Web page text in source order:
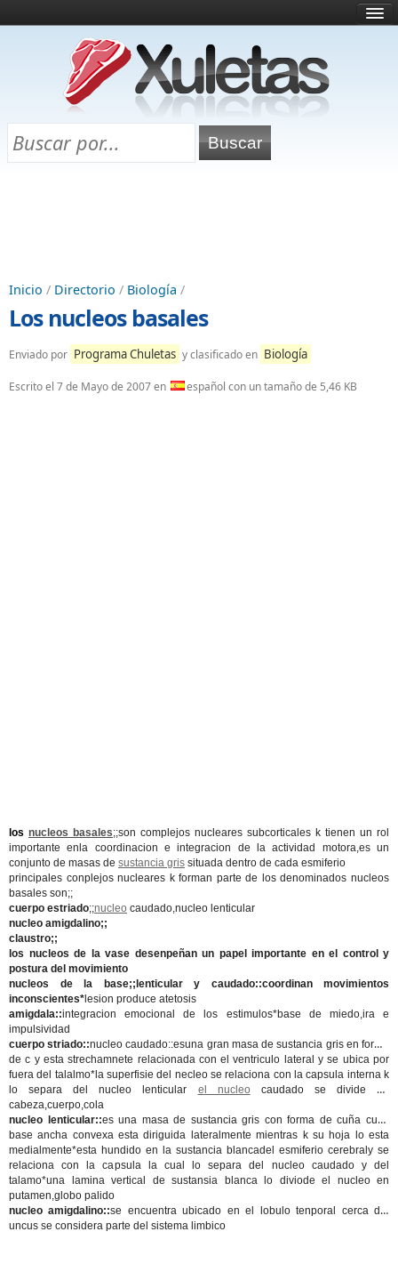
¿Qué es esto?
Directorio
Chuletas para exámenes
Inicio / Directorio / Biología /
Los nucleos basales
Enviado por Programa Chuletas y clasificado en Biología
Escrito el 7 de Mayo de 2007en español con un tamaño de 5,46 KB
los nucleos basales;;son complejos nucleares subcorticales k tienen un rol
importante enla coordinacion e integracion de la actividad motora,es un
conjunto de masas de sustancia gris situada dentro de cada esmiferio
principales conplejos nucleares k forman parte de los denominados nucleos
basales son;;
cuerpo estriado;;nucleo caudado,nucleo lenticular
nucleo amigdalino;;
claustro;;
los nucleos de la vase desenpeñan un papel importante en el control y
postura del movimiento
nucleos de la base;;lenticular y caudado::coordinan movimientos
inconscientes* lesion produce atetosis
amigdala::integracion emocional de los estimulos*base de miedo,ira e
impulsividad
cuerpo striado::nucleo caudado::esuna gran masa de sustancia gris en forma
de c y esta strechamnete relacionada con el ventriculo lateral y se ubica por
fuera del talalmo*la superfisie del necleo se relaciona con la capsula interna k
lo separa del nucleo lenticular el nucleo caudado se divide en
cabeza,cuerpo,cola
nucleo lenticular::es una masa de sustancia gris con forma de cuña cuya
base ancha convexa esta diriguida lateralmente mientras k su hoja lo esta
medialmente*esta hundido en la sustancia blancadel esmiferio cerebraly se
relaciona con la capsula la cual lo separa del nucleo caudado y del
talamo*una lamina vertical de sustansia blanca lo diviode el nucleo en
putamen,globo palido
nucleo amigdalino::se encuentra ubicado en el lobulo tenporal cerca del
uncus se considera parte del sistema limbico